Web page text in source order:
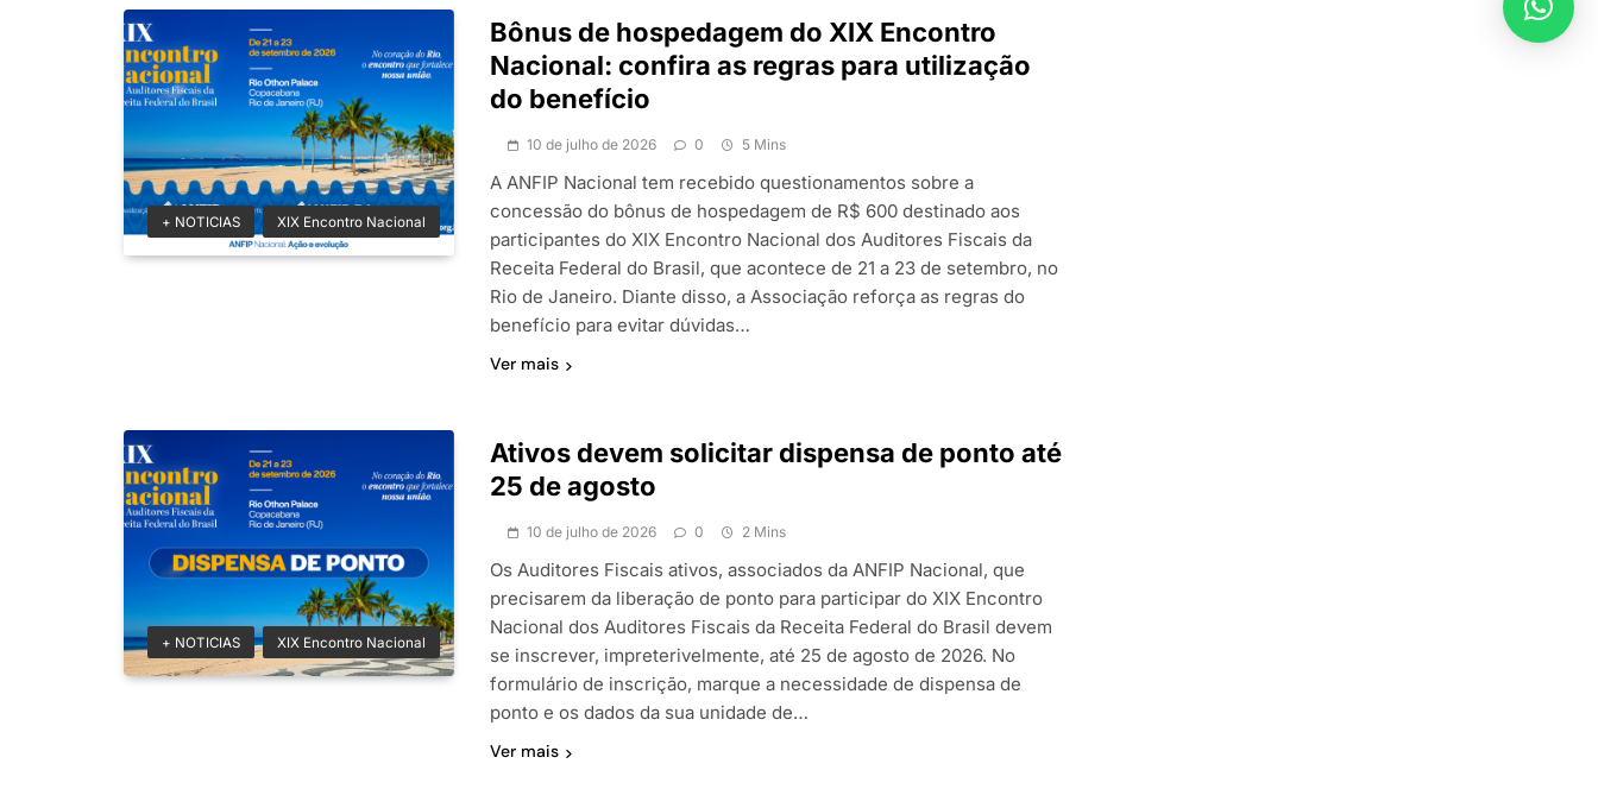
+ NOTICIAS XIX Encontro Nacional
Bônus de hospedagem do XIX Encontro
Nacional: confira as regras para utilização
do benefício
10 de julho de 2026 0 5 Mins
A ANFIP Nacional tem recebido questionamentos sobre a
concessão do bônus de hospedagem de R$ 600 destinado aos
participantes do XIX Encontro Nacional dos Auditores Fiscais da
Receita Federal do Brasil, que acontece de 21 a 23 de setembro, no
Rio de Janeiro. Diante disso, a Associação reforça as regras do
benefício para evitar dúvidas…
Ver mais
+ NOTICIAS XIX Encontro Nacional
Ativos devem solicitar dispensa de ponto até
25 de agosto
10 de julho de 2026 0 2 Mins
Os Auditores Fiscais ativos, associados da ANFIP Nacional, que
precisarem da liberação de ponto para participar do XIX Encontro
Nacional dos Auditores Fiscais da Receita Federal do Brasil devem
se inscrever, impreterivelmente, até 25 de agosto de 2026. No
formulário de inscrição, marque a necessidade de dispensa de
ponto e os dados da sua unidade de…
Ver mais